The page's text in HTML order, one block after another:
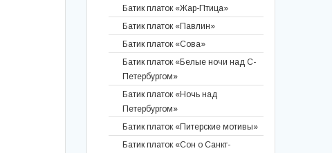
Батик шарф «Цветочный ветер»
Батик шарф «Цветочная поляна»
Батик шарф «Кусочек лета»
Батик шарф «Румянец утра»
Батик палантин "Рыжая осень"
(лисы)
Батик шарф «Два окна»
Батик шарф «Белые ночи над С-
Петербургом»
Батик кашне «Белые ночи над С-
Петербургом»
Батик платок «Жар-Птица»
Батик платок «Павлин»
Батик платок «Сова»
Батик платок «Белые ночи над С-
Петербургом»
Батик платок «Ночь над
Петербургом»
Батик платок «Питерские мотивы»
Батик платок «Сон о Санкт-